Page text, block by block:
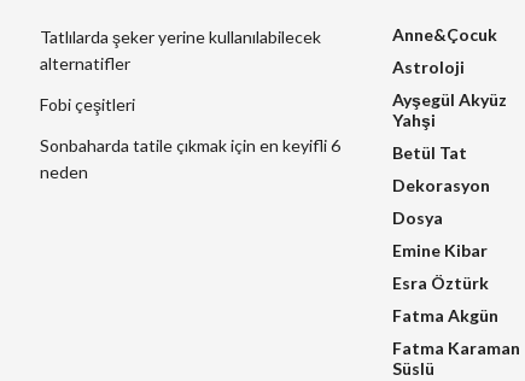
Tatlılarda şeker yerine kullanılabilecek
alternatifler
Fobi çeşitleri
Sonbaharda tatile çıkmak için en keyifli 6
neden
Anne&Çocuk
Astroloji
Ayşegül Akyüz
Yahşi
Betül Tat
Dekorasyon
Dosya
Emine Kibar
Esra Öztürk
Fatma Akgün
Fatma Karaman
Süslü